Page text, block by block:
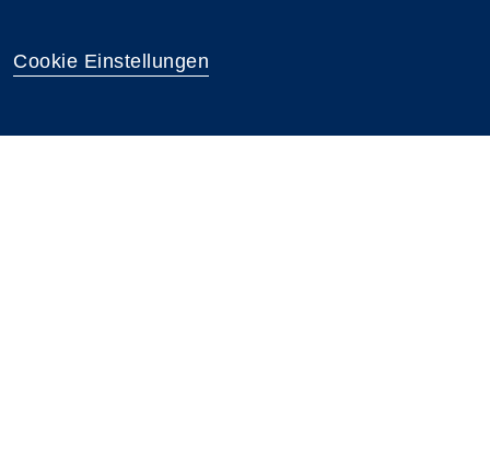
Cookie Einstellungen